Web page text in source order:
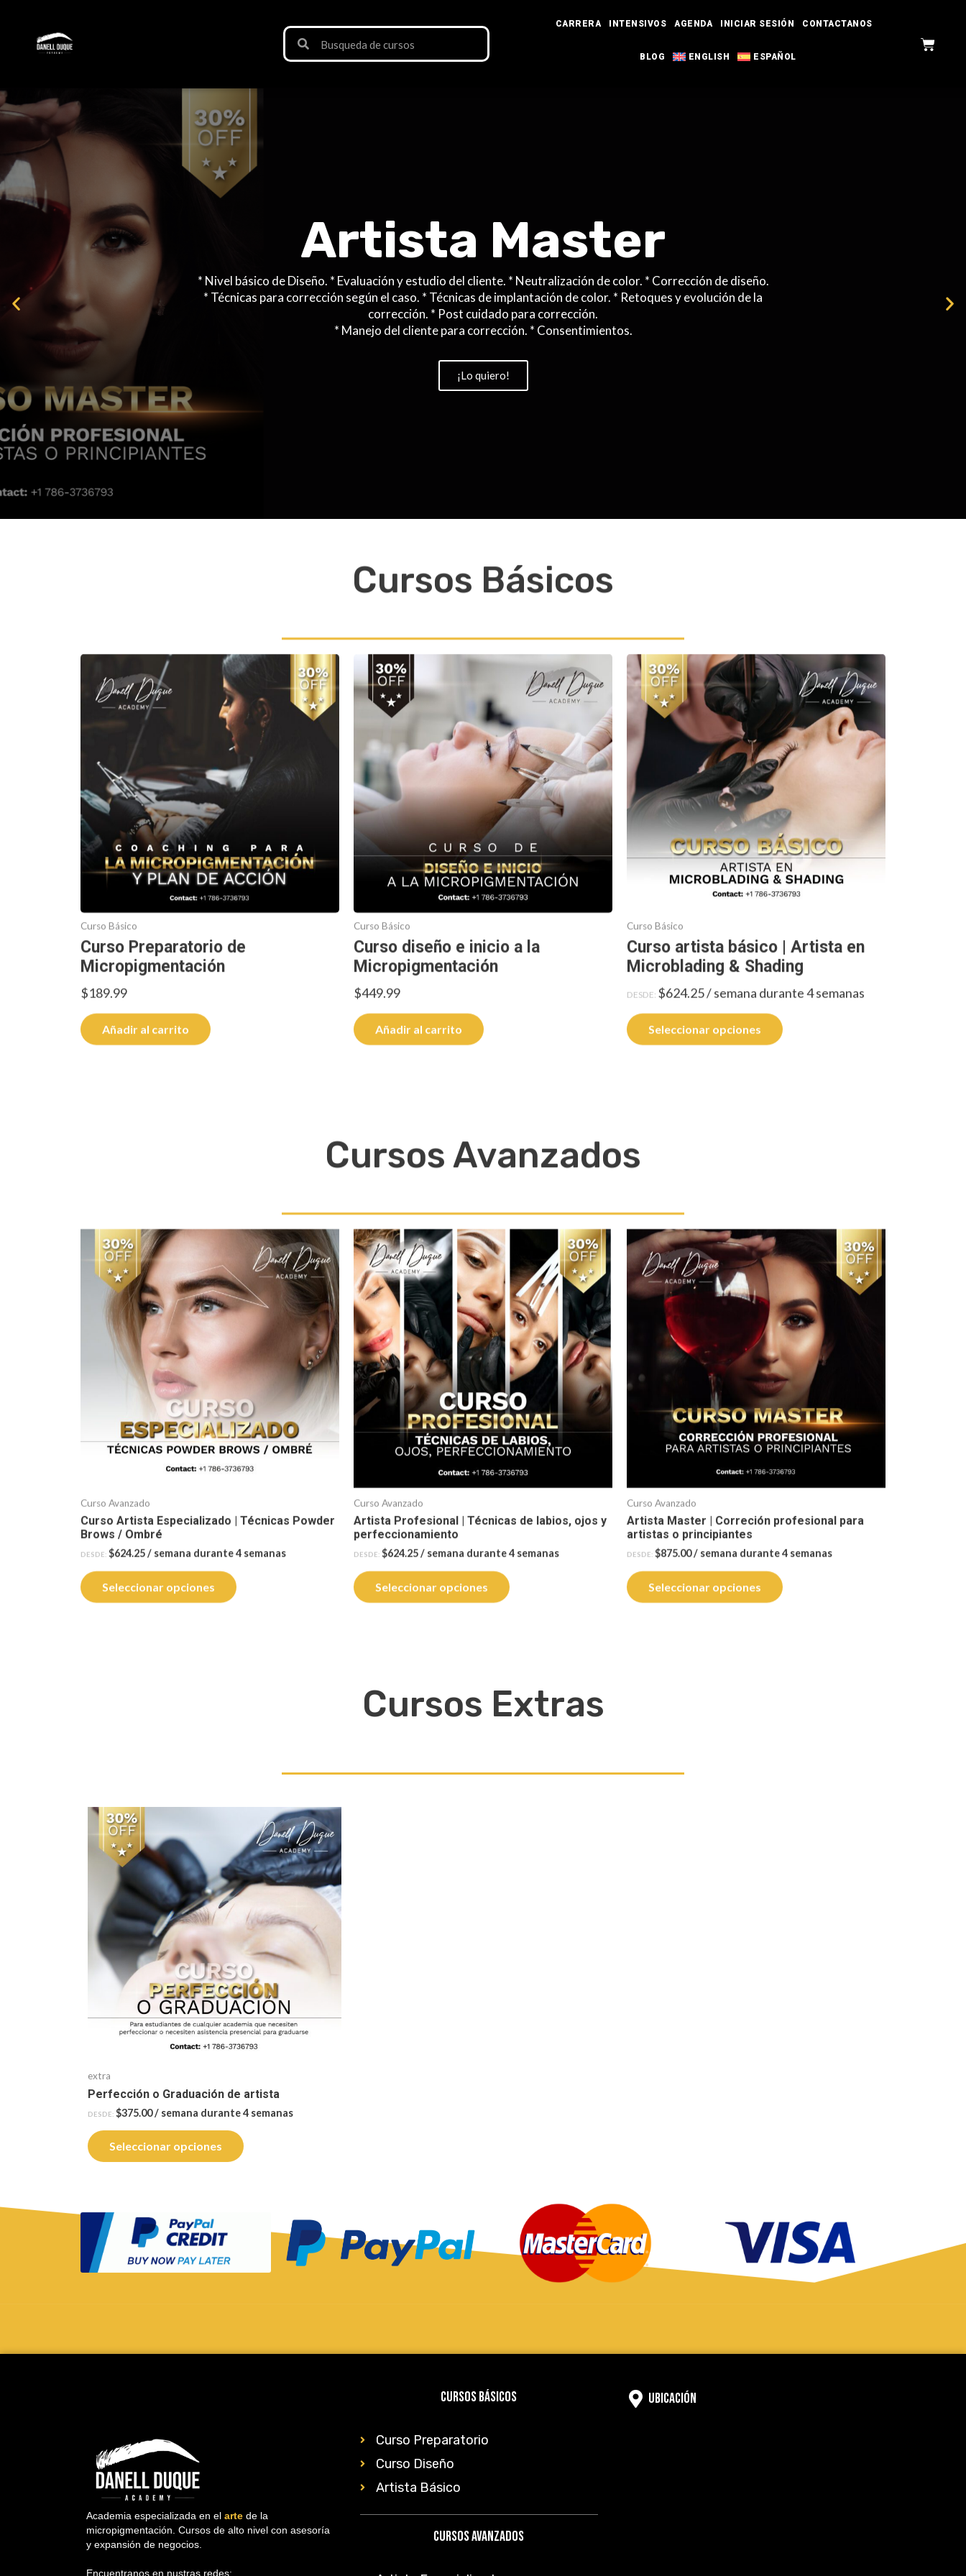
CARRERA INTENSIVOS AGENDA INICIAR SESIÓN CONTACTANOS
BLOG ENGLISH ESPAÑOL
Artista Master
* Nivel básico de Diseño. * Evaluación y estudio del cliente. * Neutralización de color. * Corrección de diseño.
* Técnicas para corrección según el caso. * Técnicas de implantación de color. * Retoques y evolución de la
corrección. * Post cuidado para corrección.
* Manejo del cliente para corrección. * Consentimientos.
¡Lo quiero!
Cursos Básicos
Curso Básico
Curso Preparatorio de
Micropigmentación
$189.99
Añadir al carrito
Curso Básico
Curso diseño e inicio a la
Micropigmentación
$449.99
Añadir al carrito
Curso Básico
Curso artista básico | Artista en
Microblading & Shading
DESDE: $624.25/ semana durante 4 semanas
Seleccionar opciones
Cursos Avanzados
Curso Avanzado
Curso Artista Especializado | Técnicas Powder
Brows / Ombré
DESDE: $624.25/ semana durante 4 semanas
Seleccionar opciones
Curso Avanzado
Artista Profesional | Técnicas de labios, ojos y
perfeccionamiento
DESDE: $624.25/ semana durante 4 semanas
Seleccionar opciones
Curso Avanzado
Artista Master | Correción profesional para
artistas o principiantes
DESDE: $875.00/ semana durante 4 semanas
Seleccionar opciones
Cursos Extras
extra
Perfección o Graduación de artista
DESDE: $375.00/ semana durante 4 semanas
Seleccionar opciones
Academia especializada en el artede la
micropigmentación. Cursos de alto nivel con asesoría
y expansión de negocios.
Encuentranos en nustras redes:
Cursos Básicos
Curso Preparatorio
Curso Diseño
Artista Básico
Cursos Avanzados
Ubicación